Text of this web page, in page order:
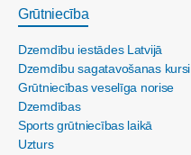
Grūtniecība
Dzemdību iestādes Latvijā
Dzemdību sagatavošanas kursi
Grūtniecības veselīga norise
Dzemdības
Sports grūtniecības laikā
Uzturs